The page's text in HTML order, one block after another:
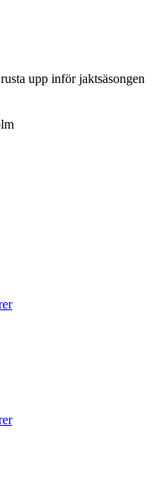
upp inför jaktsäsongen